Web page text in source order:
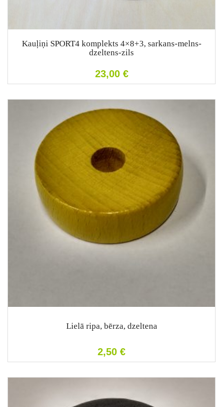
Kauļiņi SPORT4 komplekts 4×8+3, sarkans-melns-
dzeltens-zils
23,00 €
Lielā ripa, bērza, dzeltena
2,50 €